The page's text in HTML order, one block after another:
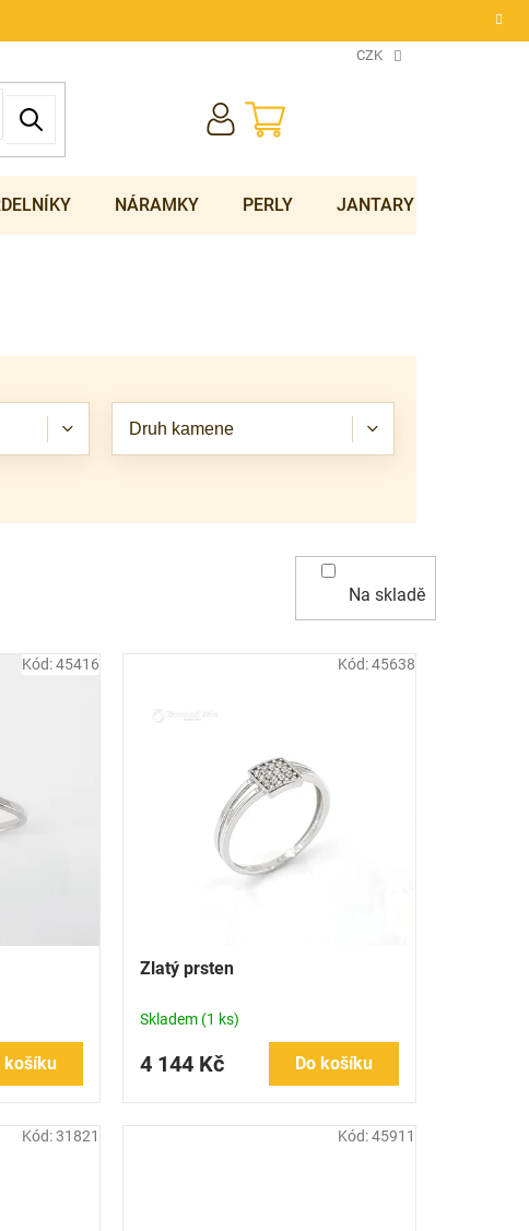
CZK
NÁKUPNÍ
KOŠÍK
NÁRAMKY PERLY JANTARY
Na skladě
Druh kamene
košíku
Kód:45416
Zlatý prsten
Skladem (1 ks)
4 144 Kč Do košíku
Kód:45638
Kód:31821 Kód:45911